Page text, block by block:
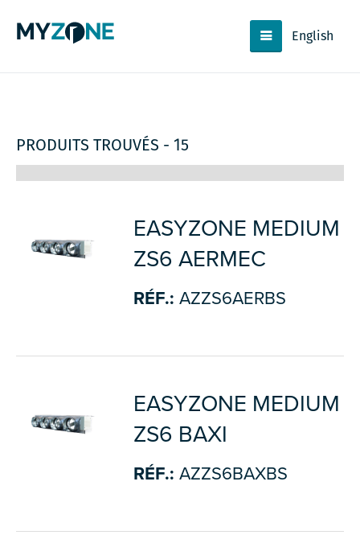
English
PRODUITS TROUVÉS - 15
EASYZONE MEDIUM
ZS6 AERMEC
RÉF.: AZZS6AERBS
EASYZONE MEDIUM
ZS6 BAXI
RÉF.: AZZS6BAXBS